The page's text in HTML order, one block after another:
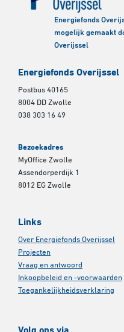
Energiefonds
mogelijk gemaakt
Overijssel
Energiefonds Overijssel
Postbus 40165
8004 DD Zwolle
038 303 16 49
Bezoekadres
MyOffice Zwolle
Assendorperdijk 1
8012 EG Zwolle
Links
Over Energiefonds Overijssel
Projecten
Vraag en antwoord
Inkoopbeleid en -voorwaarden
Toegankelijkheidsverklaring